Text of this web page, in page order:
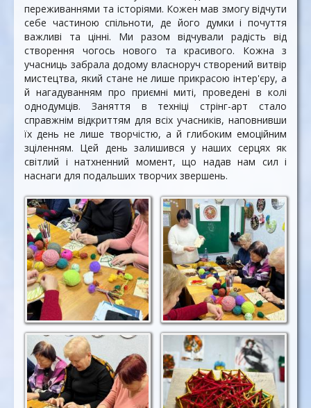
переживаннями та історіями. Кожен мав змогу відчути
себе частиною спільноти, де його думки і почуття
важливі та цінні. Ми разом відчували радість від
створення чогось нового та красивого. Кожна з
учасниць забрала додому власноруч створений витвір
мистецтва, який стане не лише прикрасою інтер'єру, а
й нагадуванням про приємні миті, проведені в колі
однодумців. Заняття в техніці стрінг-арт стало
справжнім відкриттям для всіх учасників, наповнивши
їх день не лише творчістю, а й глибоким емоційним
зціленням. Цей день залишився у наших серцях як
світлий і натхненний момент, що надав нам сил і
наснаги для подальших творчих звершень.